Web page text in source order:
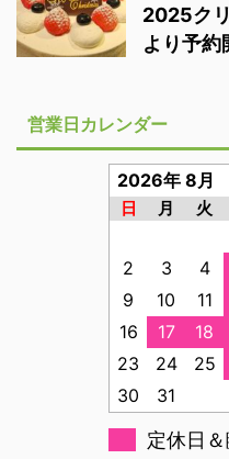
2025ク
より予約
営業日カレンダー
2026年 8月
日 月 火
2
3 4
9
10 11
16
17 18
23
24 25
30
31
定休日